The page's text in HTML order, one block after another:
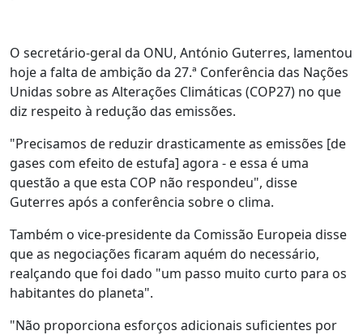
O secretário-geral da ONU, António Guterres, lamentou
hoje a falta de ambição da 27.ª Conferência das Nações
Unidas sobre as Alterações Climáticas (COP27) no que
diz respeito à redução das emissões.
"Precisamos de reduzir drasticamente as emissões [de
gases com efeito de estufa] agora - e essa é uma
questão a que esta COP não respondeu", disse
Guterres após a conferência sobre o clima.
Também o vice-presidente da Comissão Europeia disse
que as negociações ficaram aquém do necessário,
realçando que foi dado "um passo muito curto para os
habitantes do planeta".
"Não proporciona esforços adicionais suficientes por